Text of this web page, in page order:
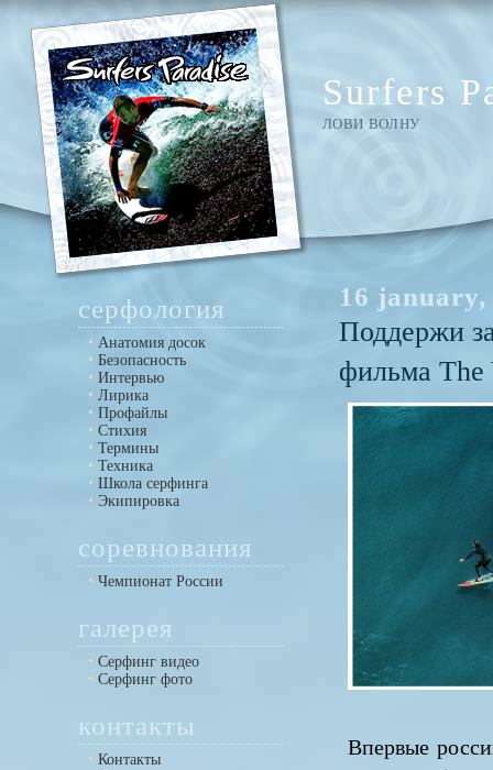
Surfers
ЛОВИ ВОЛНУ
серфология
Анатомия досок
Безопасность
Интервью
Лирика
Профайлы
Стихия
Термины
Техника
Школа серфинга
Экипировка
соревнования
Чемпионат России
галерея
Серфинг видео
Серфинг фото
контакты
Контакты
16 january,
Поддержи
фильма
Впервые